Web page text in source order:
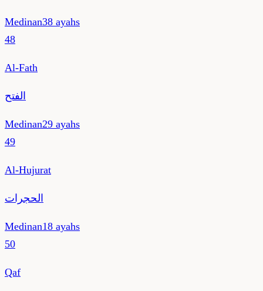
Medinan38 ayahs
48
Al-Fath
الفتح
Medinan29 ayahs
49
Al-Hujurat
الحجرات
Medinan18 ayahs
50
Qaf